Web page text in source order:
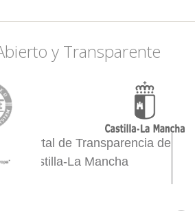
y Transparente
Portal de Transparencia de
Castilla-La Mancha